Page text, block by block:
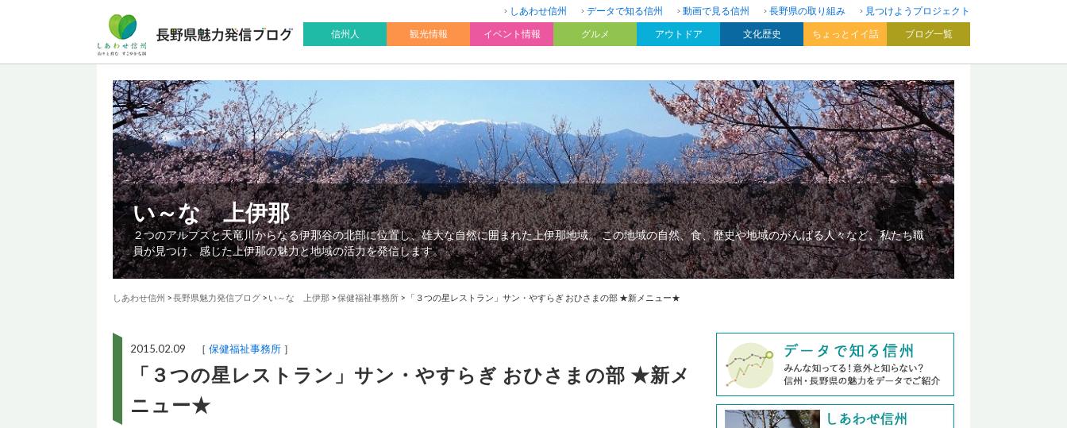
しあわせ信州 データで知る信州 動画で見る信州 長野県の取り組み
見つけようプロジェクト
信州人
観光情報 イベント情報 グルメ アウトドア 文化歴史 ちょっとイイ話 ブログ一覧
い～な 上伊那
２つのアルプスと天竜川からなる伊那谷の北部に位置し、雄大な自然に囲まれた上伊那地域。 この地域の自然、食、歴史や地域のがんばる人々など、私たち職
員が見つけ、感じた上伊那の魅力と地域の活力を発信します。
しあわせ信州 >長野県魅力発信ブログ > い～な 上伊那 >保健福祉事務所 > 「３つの星レストラン」サン・やすらぎ おひさまの部 ★新メニュー★
2015.02.09 ［ 保健福祉事務所 ］
「３つの星レストラン」サン・やすらぎ おひさまの部 ★新メ
ニュー★